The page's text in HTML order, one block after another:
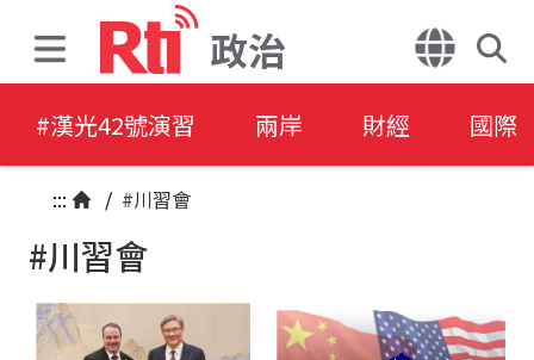
政治
#漢光42號演習 兩岸 財經 國際
::: / #川習會
#川習會